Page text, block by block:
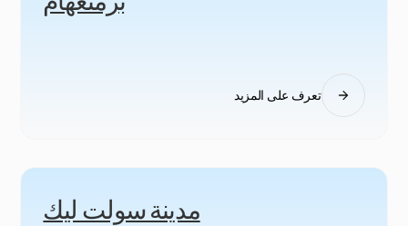
تعرف على المزيد
مدينة سولت ليك